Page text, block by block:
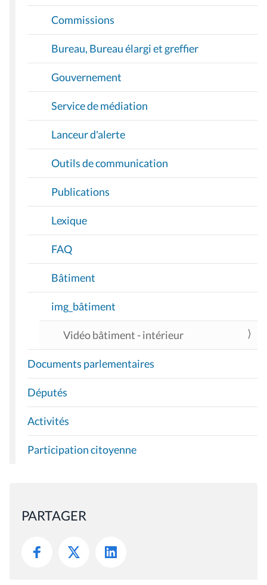
Commissions
Bureau, Bureau élargi et greffier
Gouvernement
Service de médiation
Lanceur d'alerte
Outils de communication
Publications
Lexique
FAQ
Bâtiment
img_bâtiment
Vidéo bâtiment - intérieur
Documents parlementaires
Députés
Activités
Participation citoyenne
PARTAGER